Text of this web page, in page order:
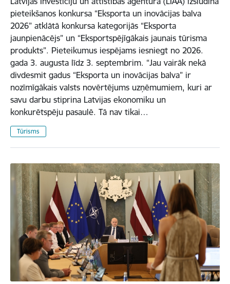
pieteikšanos konkursa “Eksporta un inovācijas balva
2026” atklātā konkursa kategorijās “Eksporta
jaunpienācējs” un “Eksportspējīgākais jaunais tūrisma
produkts”. Pieteikumus iespējams iesniegt no 2026.
gada 3. augusta līdz 3. septembrim. “Jau vairāk nekā
divdesmit gadus “Eksporta un inovācijas balva” ir
nozīmīgākais valsts novērtējums uzņēmumiem, kuri ar
savu darbu stiprina Latvijas ekonomiku un
konkurētspēju pasaulē. Tā nav tikai…
Tūrisms